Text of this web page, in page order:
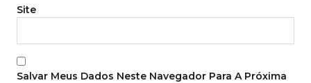
Site
Salvar Meus Dados Neste Navegador Para A Próxima